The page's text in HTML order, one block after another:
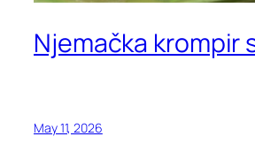
Njemačka krompir
May 11, 2026